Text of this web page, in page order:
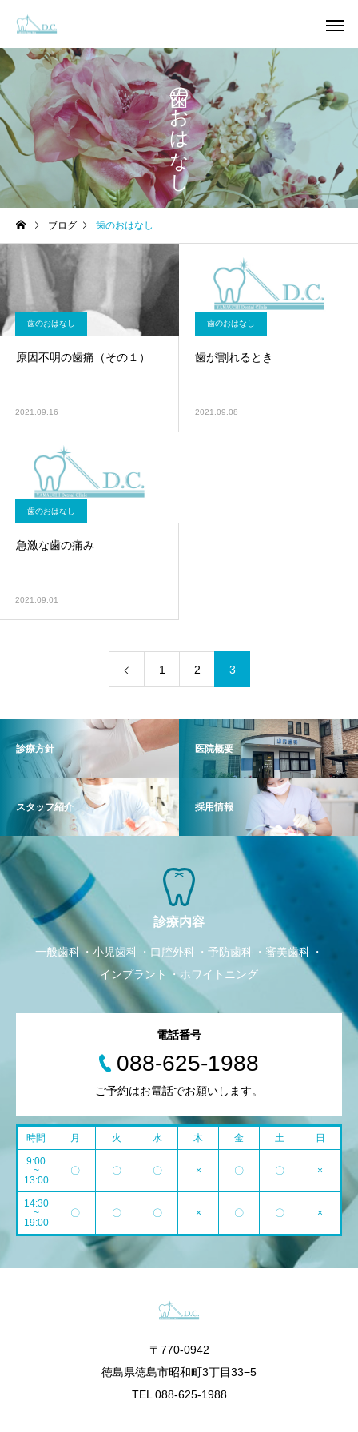
一般歯科
審美歯科 インプラント
歯のおはなし
ブログ 歯のおはなし
歯のおはなし
原因不明の歯痛（その１）
2021.09.16
歯のおはなし
歯が割れるとき
2021.09.08
歯のおはなし
急激な歯の痛み
2021.09.01
1 2 3
診療方針 医院概要
スタッフ紹介 採用情報
診療内容
一般歯科 小児歯科 口腔外科 予防歯科
審美歯科
インプラント
ホワイトニング
電話番号
088-625-1988
ご予約はお電話でお願いします。
時間 月 火 水 木 金 土 日
9:00
~
13:00
〇 〇 〇 × 〇 〇 ×
14:30
~
19:00
〇 〇 〇 × 〇 〇 ×
〒770-0942
徳島県徳島市昭和町3丁目33−5
TEL 088-625-1988